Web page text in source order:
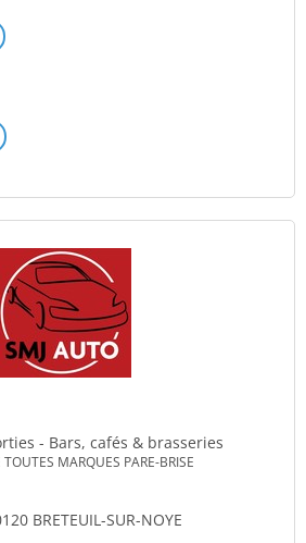
- Bars, cafés & brasseries
TOUTES MARQUES PARE-BRISE
BRETEUIL-SUR-NOYE